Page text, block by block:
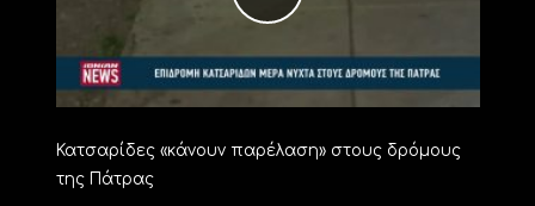
Κατσαρίδες «κάνουν παρέλαση» στους δρόμους
της Πάτρας